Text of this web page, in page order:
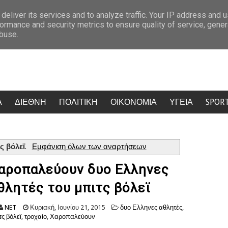
του 55χρονου Δολοφονία στην Κυψέλη: Ο Ερυθρός
ΔΙΕΘΝΗ ΠΟΛΙΤΙΚΗ ΟΙΚΟΝΟΜΙΑ ΥΓΕΙΑ
βόλεϊ. Εμφάνιση όλων των αναρτήσεων
δυο Ελληνες
του μπιτς βόλεϊ
NET Κυριακή, Ιουνίου 21, 2015 δυο Ελληνες αθλητές,
βόλεϊ, τροχαίο, Χαροπαλεύουν
its services and to analyze traffic. Your IP address and
and security metrics to ensure quality of service,